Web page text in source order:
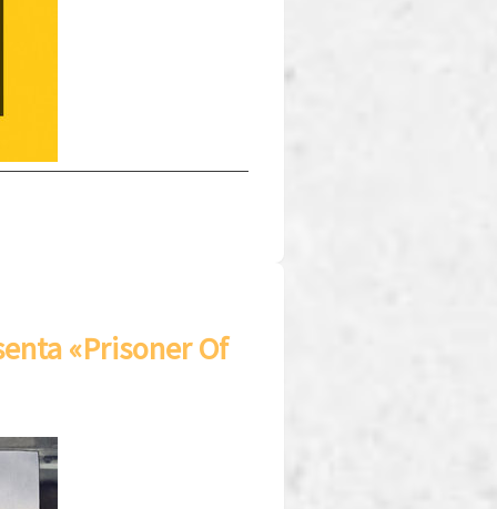
«Prisoner Of